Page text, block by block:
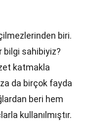
biri.
bilgi sahibiyiz?
katmakla
da birçok fayda
beri hem
kullanılmıştır.